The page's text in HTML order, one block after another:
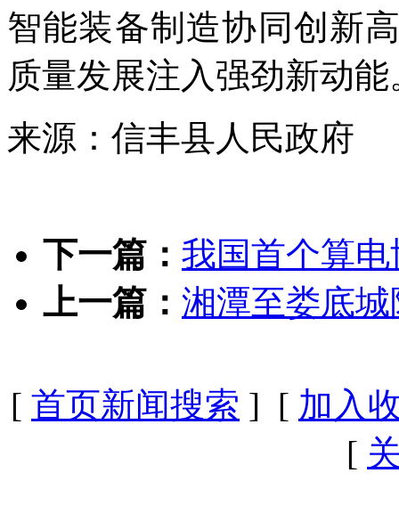
智能装备制造协同创新
质量发展注入强劲新动能
来源：信丰县人民政府
下一篇： 我国首个算
上一篇： 湘潭至娄底
[ 首页新闻搜索 ] [ 加入
[